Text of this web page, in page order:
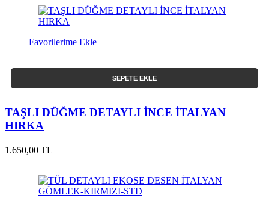
Favorilerime Ekle
SEPETE EKLE
TAŞLI DÜĞME DETAYLI İNCE İTALYAN
HIRKA
1.650,00 TL